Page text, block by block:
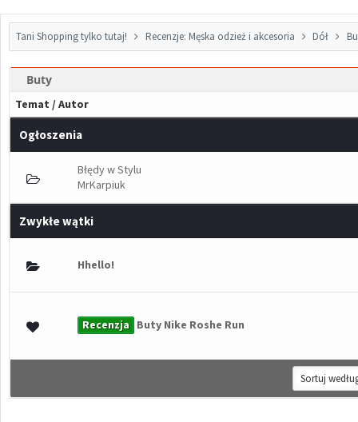
Tani Shopping tylko tutaj! Recenzje: Męska odzież i akcesoria Dół
Buty
Temat /Autor
Ogłoszenia
Błędy w Stylu
MrKarpiuk
Zwykłe wątki
Hhello!
- średnia ocena: 0 na 5 gwiazdek
12345
Recenzja Buty Nike Roshe Run
- średnia ocena: 0 na 5 gwiazdek
12345